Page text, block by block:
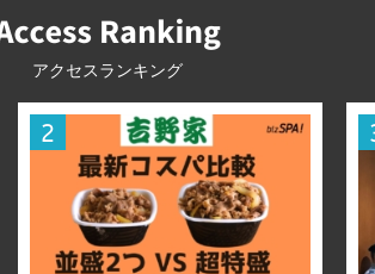
アクセスランキング